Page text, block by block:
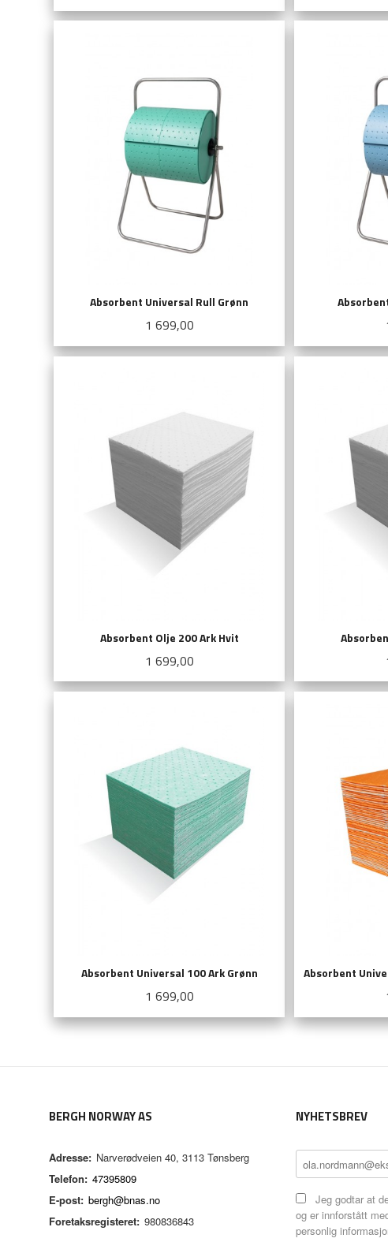
Absorbent Universal Rull Grønn
Pris
1 699,00
Absorbent Olje 200 Ark Hvit
Pris
1 699,00
Absorbent Universal 100 Ark Grønn
Pris
1 699,00
Absorbent
BERGH NORWAY AS
Adresse: Narverødveien 40, 3113 Tønsberg
Telefon: 47395809
E-post: bergh@bnas.no
Foretaksregisteret: 980836843
NYHETSBREV
Jeg godtar at
og er innforstått
personlig